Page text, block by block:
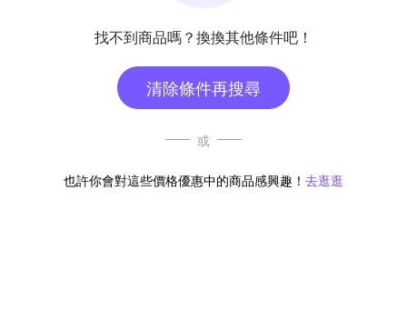
找不到商品嗎？換換其他條件吧！
清除條件再搜尋
或
也許你會對這些價格優惠中的商品感興趣！ 去逛逛